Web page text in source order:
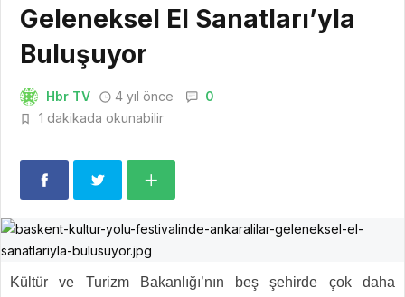
Geleneksel El Sanatları’yla
Buluşuyor
Hbr TV 4 yıl önce
0
1 dakikada okunabilir
Kültür ve Turizm Bakanlığı’nın beş şehirde çok daha